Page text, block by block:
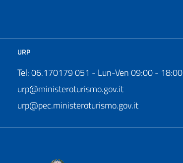
URP
Tel: 06.170179 051 - Lun-Ven 09:00 - 18:00
urp@ministeroturismo.gov.it
urp@pec.ministeroturismo.gov.it